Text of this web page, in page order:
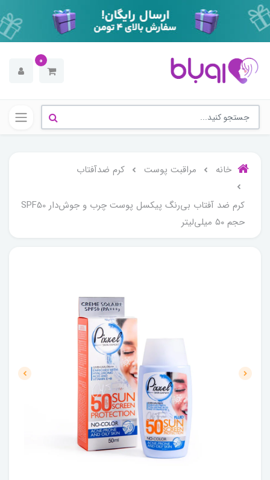
0
خانه مراقبت پوست کرم ضدآفتاب
کرم ضد آفتاب بی‌رنگ پیکسل پوست چرب و جوش‌دار SPF50
حجم ۵۰ میلی‌لیتر